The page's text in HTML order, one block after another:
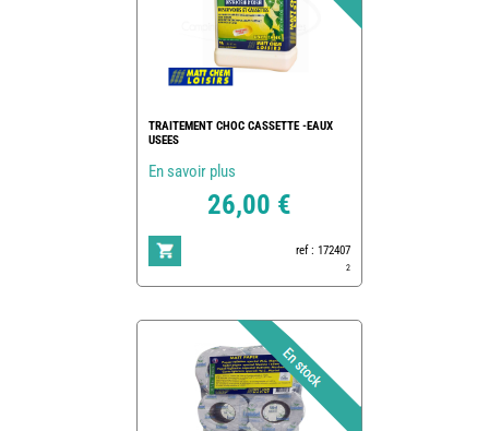
TRAITEMENT CHOC CASSETTE -EAUX
USEES
En savoir plus
26,00 €
ref : 172407
2